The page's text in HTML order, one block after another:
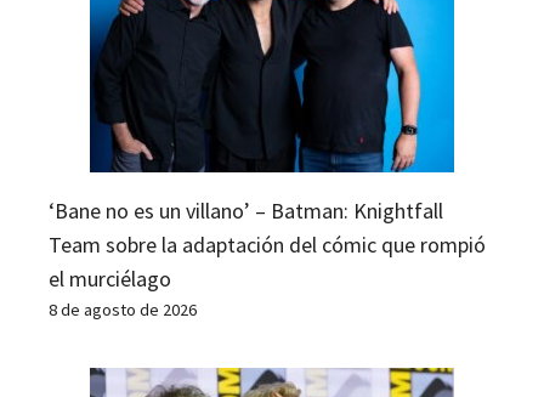
‘Bane no es un villano’ – Batman: Knightfall
Team sobre la adaptación del cómic que rompió
el murciélago
8 de agosto de 2026